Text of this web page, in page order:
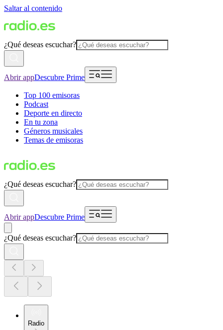
Saltar al contenido
¿Qué deseas escuchar?
Abrir appDescubre Prime
Top 100 emisoras
Podcast
Deporte en directo
En tu zona
Géneros musicales
Temas de emisoras
¿Qué deseas escuchar?
Abrir appDescubre Prime
¿Qué deseas escuchar?
Radio